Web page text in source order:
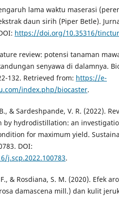
lama waktu maserasi
daun sirih (Piper Betle).
https://doi.org/10.35316/
review: potensi tanaman
senyawa di dalamnya.
132. Retrieved from: https://e-
index.php/biocaster.
& Sardeshpande, V. R. (2022).
by hydrodistillation: an
for maximum yield.
DOI:
j.scp.2022.100783.
& Rosdiana, S. M. (2020). Efek
damascena mill.) dan kulit